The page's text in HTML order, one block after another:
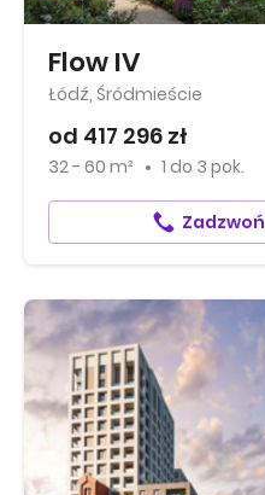
Flow IV
Łódź, Śródmieście
od 417 296 zł
32 - 60 m² 1 do 3 pok.
Zadzwoń